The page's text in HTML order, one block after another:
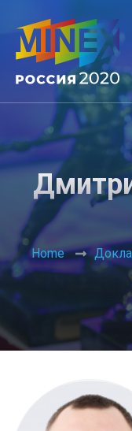
Home